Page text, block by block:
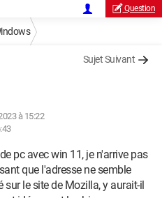
Question
Sujet Suivant
à 15:22
pc avec win 11, je n'arrive pas
que l'adresse ne semble
le site de Mozilla, y aurait-il